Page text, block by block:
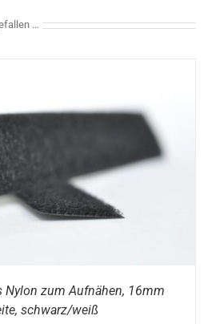
…
Nylon zum Aufnähen, 16mm
schwarz/weiß